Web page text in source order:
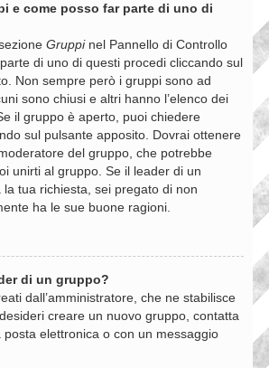
e come posso far parte di uno di
Gruppinel Pannello di Controllo
di uno di questi procedi cliccando sul
Non sempre però i gruppi sono ad
sono chiusi e altri hanno l’elenco dei
il gruppo è aperto, puoi chiedere
sul pulsante apposito. Dovrai ottenere
del gruppo, che potrebbe
unirti al gruppo. Se il leader di un
tua richiesta, sei pregato di non
ha le sue buone ragioni.
di un gruppo?
dall’amministratore, che ne stabilisce
creare un nuovo gruppo, contatta
posta elettronica o con un messaggio